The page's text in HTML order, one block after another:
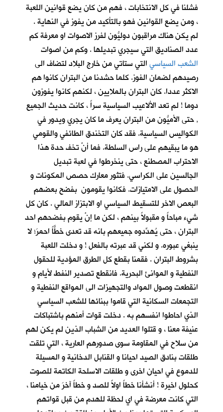
فشلنا في كل الانتخابات ، فهم من كان يضع قوانين اللعبة
، ومن يضع القوانين فهو بالتأكيد من يفوز في النهاية .
لم يكن هناك مراقبون دوليُّون لفرز الاصوات او معرفة كم
عدد الصناديق التي سيجري تبديلها . وكم من اصوات
الشعب السياسيالتي ستاتي من خارج البلاد لتضاف الى
رصيدهم لضمان الفوز. كلما حشدنا من البتران كانوا هم
الاكثر عددا. كان البتران بالملايين ، لكنهم كانوا يفوزون
دوما ! لم تعد الألاعيب السياسية سراً ، كانت حديث الجميع
, حتى الأميُّون من البتران يعرف ما كان يجري ويدور في
الكواليس السياسية. فقد كان التخندق الطائفي والقومي
هو ما يبقيهم على راس السلطة. فما أنْ تخف حدة هذا
الاحتراب المصطنع ، حتى ينخرطوا في لعبة تبديل
الجالسين على الكراسي. فتثور معارك حصص المكونات و
الحصول على الامتيازات. فكانوا يقومون بفضح بعضهم
البعص الاخر للتسقيط السياسي او الابتزاز المالي . كان كل
شيء مباحاً و مقبولاً بينهم ، لكن ما إنْ يقوم بفضحهم احد
البتران ، حتى يُهدِّدوه جميعهم بانه قد تعدى خطًّاً احمرَ؛ لا
ينبغي عبوره. و لكني قد عبرته بالفعل ! و دخلت اللعبة
بشروط البتران . فقمنا بقطع كل الطرق المؤدية للحقول
النفطية و الموانئ البحرية. فانقطع تصدير النفط لأيام و
انقطعت وصول المواد والتجهيزات الى المواقع النفطية و
التجمعات السكانية التي قاموا ببنائها للشعب السياسي
الذي احاطوا انفسهم به . دخلت قوات أمنهم باشتباكات
عنيفة معنا ، و قتلوا العديد من الشباب الذين لم يكن لهم
من سلاح في المقاومة سوى صدورهم العارية ، التي تلقت
طلقات بنادق الصيد احيانا و القنابل الدخانية و المسيلة
للدموع في احيان اخرى و طلقات الاسلحة الكاتمة للصوت
كحلول اخيرة ! أنشأنا خطاً اولاً للصد و خطاً آخرَ من خيامنا ،
التي كانت معرضة في اي لحظة للهدم من قبل قواتهم